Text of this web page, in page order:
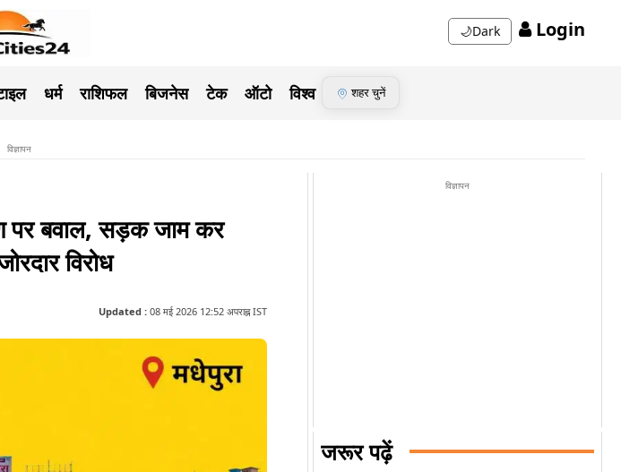
🌙Dark Login
धर्म राशिफल बिजनेस टेक ऑटो विश्व शहर चुनें
विज्ञापन
पर बवाल, सड़क जाम कर
विरोध
Updated : 08 मई 2026 12:52 अपराह्न IST
विज्ञापन
जरूर पढ़ें